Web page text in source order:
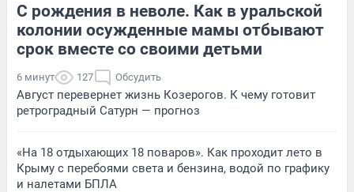
С рождения в неволе. Как в уральской
колонии осужденные мамы отбывают
срок вместе со своими детьми
6 минут 127 Обсудить
Август перевернет жизнь Козерогов. К чему готовит
ретроградный Сатурн — прогноз
«На 18 отдыхающих 18 поваров». Как проходит лето в
Крыму с перебоями света и бензина, водой по графику
и налетами БПЛА